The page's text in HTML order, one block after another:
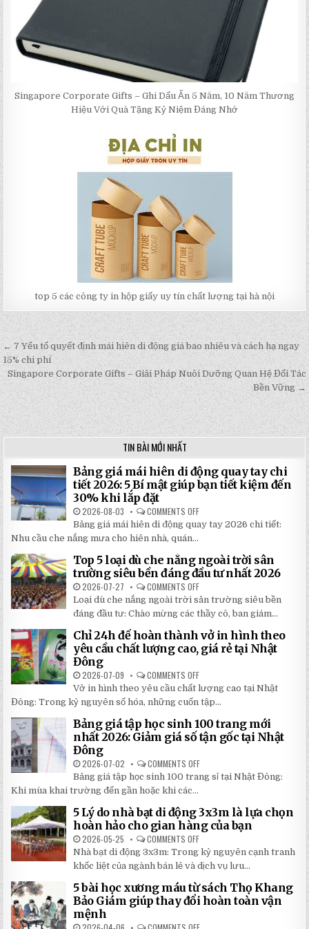
Singapore Corporate Gifts – Ghi Dấu Ấn 5 Năm, 10 Năm Thương
Hiệu Với Quà Tặng Kỷ Niệm Đáng Nhớ
top 5 các công ty in hộp giấy uy tín chất lượng tại hà nội
Post
navigation
← 7 Yếu tố quyết định mái hiên di động giá bao nhiêu và cách hạ ngay
15% chi phí
Singapore Corporate Gifts – Giải Pháp Nuôi Dưỡng Quan Hệ Đối Tác
Bền Vững →
TIN BÀI MỚI NHẤT
Bảng giá mái hiên di động quay tay chi
tiết 2026: 5 Bí mật giúp bạn tiết kiệm đến
30% khi lắp đặt
2026-08-03 COMMENTS OFF
BẢNG
GIÁ
ĐỘNG
QUAY
TAY
TIẾT
2026:
5
BÍ
MẬT
GIÚP
BẠN
TIẾT
KHI
LẮP
ĐẶT
Bảng giá mái hiên di động quay tay 2026 chi tiết:
Nhu cầu che nắng mưa cho hiên nhà, quán...
Top 5 loại dù che nắng ngoài trời sân
trường siêu bền đáng đầu tư nhất 2026
2026-07-27 COMMENTS OFF
TOP
5
LOẠI
DÙ
CHE
NẮNG
NGOÀI
TRỜI
BỀN
ĐÁNG
ĐẦU
NHẤT
2026
Loại dù che nắng ngoài trời sân trường siêu bền
đáng đầu tư: Chào mừng các thầy cô, ban giám...
Chỉ 24h để hoàn thành vở in hình theo
yêu cầu chất lượng cao, giá rẻ tại Nhật
Đông
2026-07-09 COMMENTS OFF
CHỈ
24H
ĐỂ
HOÀN
VỞ
IN
HÌNH
YÊU
CHẤT
LƯỢNG
RẺ
TẠI
NHẬT
ĐÔNG
Vở in hình theo yêu cầu chất lượng cao tại Nhật
Đông: Trong kỷ nguyên số hóa, những cuốn tập...
Bảng giá tập học sinh 100 trang mới
nhất 2026: Giảm giá số tận gốc tại Nhật
Đông
2026-07-02 COMMENTS OFF
BẢNG
GIÁ
100
TRANG
MỚI
2026:
GIẢM
GIÁ
SỐ
TẬN
GỐC
TẠI
NHẬT
Bảng giá tập học sinh 100 trang sỉ tại Nhật Đông:
Khi mùa khai trường đến gần hoặc khi các...
5 Lý do nhà bạt di động 3x3m là lựa chọn
hoàn hảo cho gian hàng của bạn
2026-05-25 COMMENTS OFF
5
LÝ
DO
NHÀ
BẠT
DI
ĐỘNG
3X3M
LỰA
Nhà bạt di động 3x3m: Trong kỷ nguyên cạnh tranh
khốc liệt của ngành bán lẻ và dịch vụ lưu...
5 bài học xương máu từ sách Thọ Khang
Bảo Giám giúp thay đổi hoàn toàn vận
mệnh